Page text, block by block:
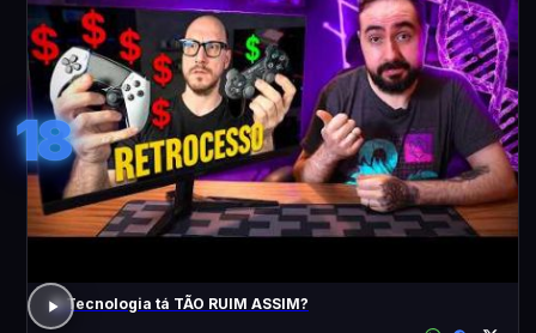
18
A Tecnologia tá TÃO RUIM ASSIM?